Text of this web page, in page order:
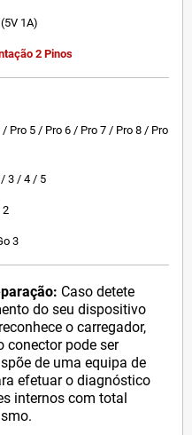
1A)
2 Pinos
Pro 5 / Pro 6 / Pro 7 / Pro 8 / Pro
3 / 4 / 5
2
3
Caso detete
do seu dispositivo
o carregador,
conector pode ser
de uma equipa de
efetuar o diagnóstico
internos com total